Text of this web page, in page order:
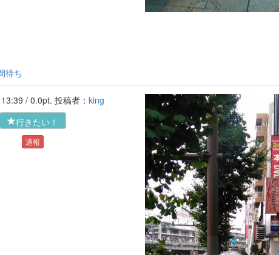
待ち
'16-08-23 13:39 / 0.0pt. 投稿者： king
行きたい！
通報